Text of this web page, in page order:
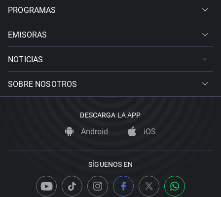
PROGRAMAS
EMISORAS
NOTICIAS
SOBRE NOSOTROS
DESCARGA LA APP
Android iOS
SÍGUENOS EN